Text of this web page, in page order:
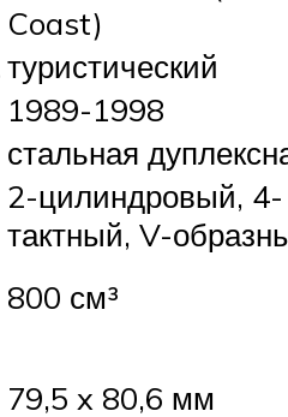
Coast)
туристический
1989-1998
стальная
2-цилиндровый, 4-
тактный, V-
800 см³
79,5 x 80,6 мм